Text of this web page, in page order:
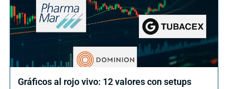
Gráficos al rojo vivo: 12 valores con setups